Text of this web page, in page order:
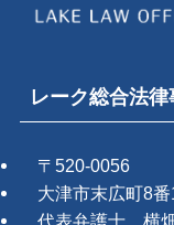
レーク総合法律
〒520-0056
大津市末広町8番
代表弁護士 横畑